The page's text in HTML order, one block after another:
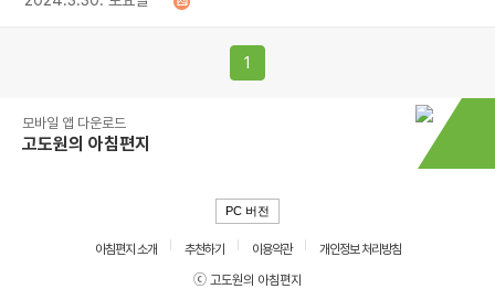
1
모바일 앱 다운로드
고도원의 아침편지
PC 버전
아침편지 소개 추천하기 이용약관
개인정보 처리방침
ⓒ 고도원의 아침편지